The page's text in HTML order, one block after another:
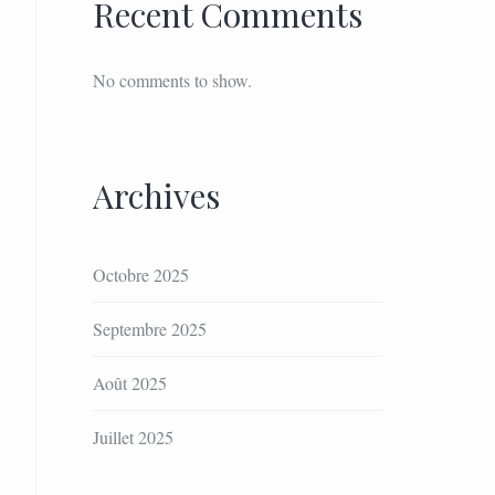
Recent Comments
No comments to show.
Archives
Octobre 2025
Septembre 2025
Août 2025
Juillet 2025